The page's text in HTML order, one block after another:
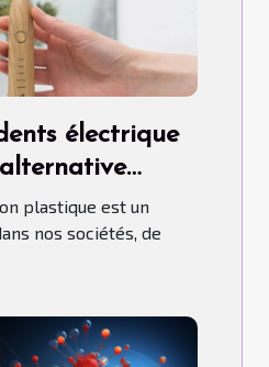
électrique
plastique est un
nos sociétés, de